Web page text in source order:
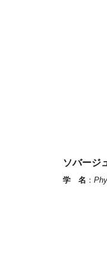
ソバージ
学 名 ：